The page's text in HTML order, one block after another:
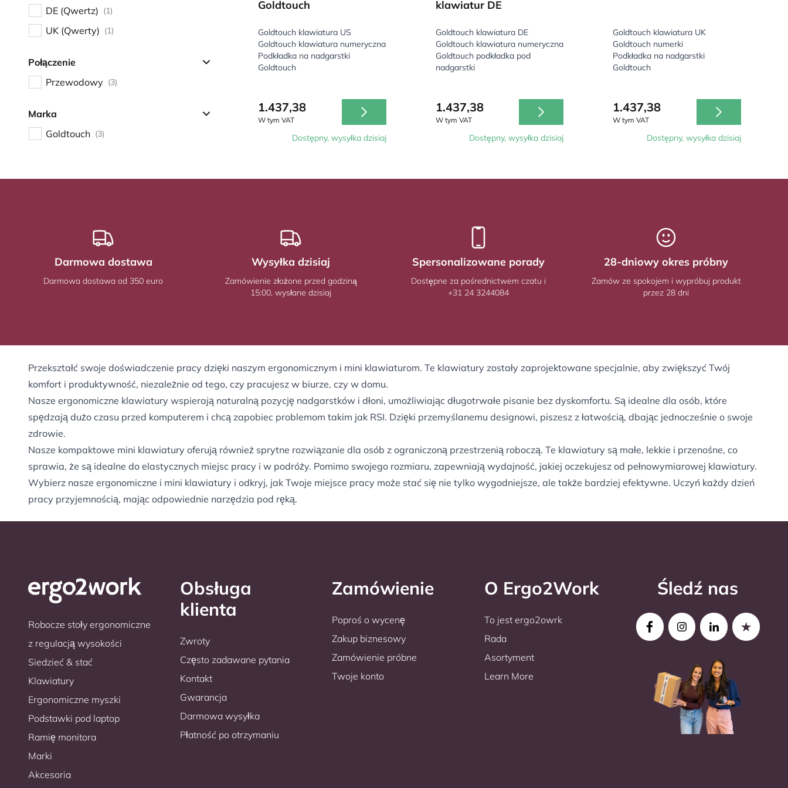
DE (Qwertz) (1)
UK (Qwerty) (1)
Połączenie
Przewodowy (3)
Marka
Goldtouch (3)
Goldtouch
Goldtouch klawiatura US
Goldtouch klawiatura numeryczna
Podkładka na nadgarstki
Goldtouch
1.437,38
W tym VAT
Dostępny, wysyłka dzisiaj
klawiatur DE
Goldtouch klawiatura DE
Goldtouch klawiatura numeryczna
Goldtouch podkładka pod
nadgarstki
1.437,38
W tym VAT
Dostępny, wysyłka dzisiaj
Goldtouch klawiatura UK
Goldtouch numerki
Podkładka na nadgarstki
Goldtouch
1.437,38
W tym VAT
Dostępny, wysyłka dzisiaj
Darmowa dostawa
Darmowa dostawa od 350 euro
Wysyłka dzisiaj
Zamówienie złożone przed godziną
15:00, wysłane dzisiaj
Spersonalizowane porady
Dostępne za pośrednictwem czatu i
+31 24 3244084
28-dniowy okres próbny
Zamów ze spokojem i wypróbuj produkt
przez 28 dni
Przekształć swoje doświadczenie pracy dzięki naszym ergonomicznym i mini klawiaturom. Te klawiatury zostały zaprojektowane specjalnie, aby zwiększyć Twój
komfort i produktywność, niezależnie od tego, czy pracujesz w biurze, czy w domu.
Nasze ergonomiczne klawiatury wspierają naturalną pozycję nadgarstków i dłoni, umożliwiając długotrwałe pisanie bez dyskomfortu. Są idealne dla osób, które
spędzają dużo czasu przed komputerem i chcą zapobiec problemom takim jak RSI. Dzięki przemyślanemu designowi, piszesz z łatwością, dbając jednocześnie o swoje
zdrowie.
Nasze kompaktowe mini klawiatury oferują również sprytne rozwiązanie dla osób z ograniczoną przestrzenią roboczą. Te klawiatury są małe, lekkie i przenośne, co
sprawia, że są idealne do elastycznych miejsc pracy i w podróży. Pomimo swojego rozmiaru, zapewniają wydajność, jakiej oczekujesz od pełnowymiarowej klawiatury.
Wybierz nasze ergonomiczne i mini klawiatury i odkryj, jak Twoje miejsce pracy może stać się nie tylko wygodniejsze, ale także bardziej efektywne. Uczyń każdy dzień
pracy przyjemnością, mając odpowiednie narzędzia pod ręką.
Robocze stoły ergonomiczne
z regulacją wysokości
Siedzieć & stać
Klawiatury
Ergonomiczne myszki
Podstawki pod laptop
Ramię monitora
Marki
Akcesoria
Obsługa
klienta
Zwroty
Często zadawane pytania
Kontakt
Gwarancja
Darmowa wysyłka
Płatność po otrzymaniu
Zamówienie
Poproś o wycenę
Zakup biznesowy
Zamówienie próbne
Twoje konto
O Ergo2Work
To jest ergo2owrk
Rada
Asortyment
Learn More
Śledź nas